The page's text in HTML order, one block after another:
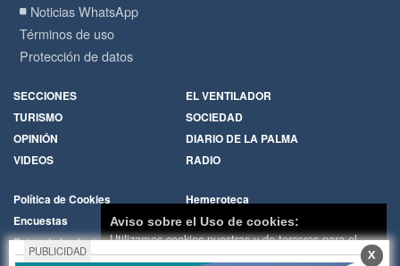
Noticias WhatsApp
Términos de uso
Protección de datos
SECCIONES
EL VENTILADOR
TURISMO
SOCIEDAD
OPINIÓN
DIARIO DE LA PALMA
VIDEOS
RADIO
Política de Cookies
Hemeroteca
Encuestas
Cartas de los lectores
Fotos de los lectores
Galerías de imágenes
PUBLICIDAD X
Aviso sobre el Uso de cookies:
Utilizamos cookies nuestras y de terceros para el
funcionamiento del digital. Puedes consultar la lista